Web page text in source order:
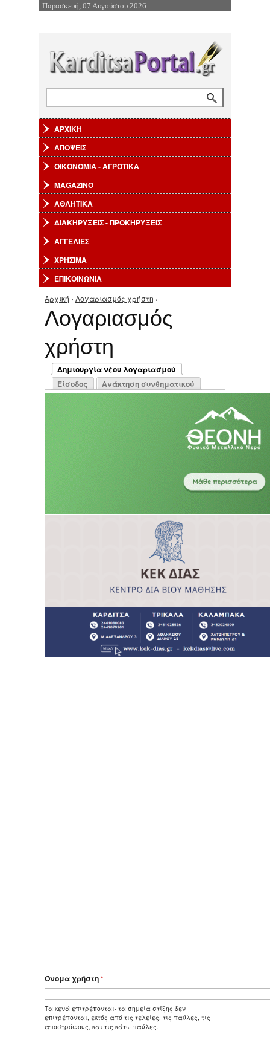
Επιστροφή στην Πλοήγηση
Παρασκευή, 07 Αυγούστου 2026
ΑΡΧΙΚΗ
ΑΠΟΨΕΙΣ
ΟΙΚΟΝΟΜΙΑ - ΑΓΡΟΤΙΚΑ
MAGAZINO
ΑΘΛΗΤΙΚΑ
ΔΙΑΚΗΡΥΞΕΙΣ - ΠΡΟΚΗΡΥΞΕΙΣ
ΑΓΓΕΛΙΕΣ
ΧΡΗΣΙΜΑ
ΕΠΙΚΟΙΝΩΝΙΑ
Είστε εδώ
Αρχική › Λογαριασμός χρήστη ›
Λογαριασμός
χρήστη
Πρωτεύουσες καρτέλες
Δημιουργία νέου λογαριασμού
(ενεργή καρτέλα)
Είσοδος Ανάκτηση συνθηματικού
Όνομα χρήστη*
Τα κενά επιτρέπονται· τα σημεία στίξης δεν
επιτρέπονται, εκτός από τις τελείες, τις παύλες, τις
αποστρόφους, και τις κάτω παύλες.